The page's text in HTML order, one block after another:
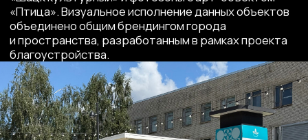
2021—2026 ИП Конарева Анастасия Николаевна
ИНН 463240159737, ОГРНИП 321774600431982